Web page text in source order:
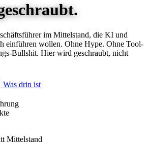
im Mittelstand, die KI und
einführen wollen. Ohne Hype. Ohne Tool-
Bullshit. Hier wird geschraubt, nicht
Was drin ist
Mittelstand